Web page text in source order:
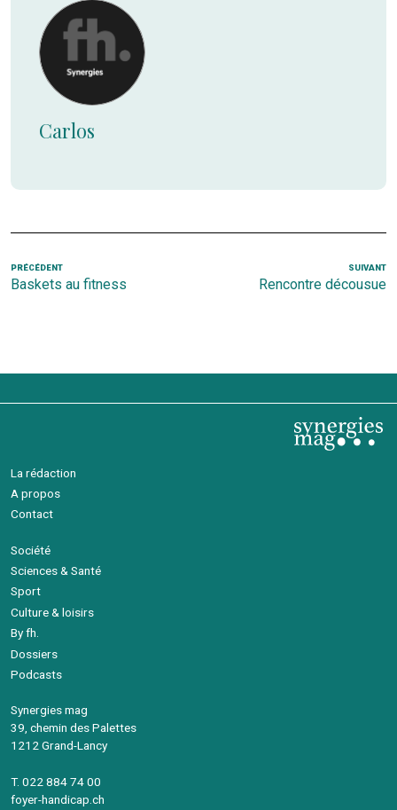
Carlos
Navigation
de
Article
précédent
PRÉCÉDENT
Baskets au fitness
SUIVANT
Rencontre décousue
La rédaction
A propos
Contact
Société
Sciences & Santé
Sport
Culture & loisirs
By fh.
Dossiers
Podcasts
Synergies mag
39, chemin des Palettes
1212 Grand-Lancy
T. 022 884 74 00
foyer-handicap.ch